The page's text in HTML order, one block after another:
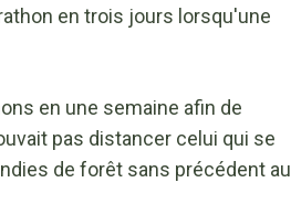
en trois jours lorsqu'une
en une semaine afin de
pas distancer celui qui se
de forêt sans précédent au